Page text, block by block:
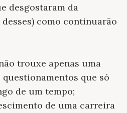
desgostaram da
como continuarão
trouxe apenas uma
que só
de um tempo;
de uma carreira